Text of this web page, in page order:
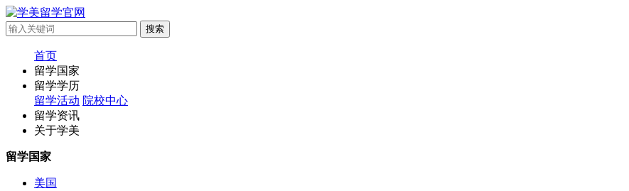
首页
留学国家
留学学历
留学活动 院校中心
留学资讯
关于学美
留学国家
美国